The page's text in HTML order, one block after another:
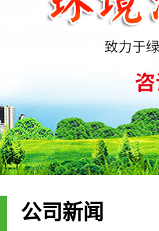
公司新闻